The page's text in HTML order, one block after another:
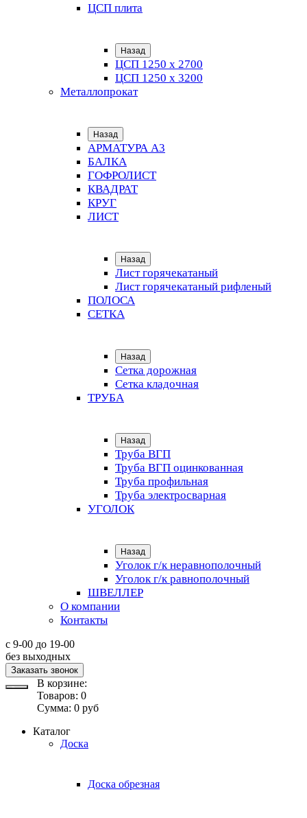
ЦСП плита
Назад
ЦСП 1250 х 2700
ЦСП 1250 х 3200
Металлопрокат
Назад
АРМАТУРА А3
БАЛКА
ГОФРОЛИСТ
КВАДРАТ
КРУГ
ЛИСТ
Назад
Лист горячекатаный
Лист горячекатаный рифленый
ПОЛОСА
СЕТКА
Назад
Сетка дорожная
Сетка кладочная
ТРУБА
Назад
Труба ВГП
Труба ВГП оцинкованная
Труба профильная
Труба электросварная
УГОЛОК
Назад
Уголок г/к неравнополочный
Уголок г/к равнополочный
ШВЕЛЛЕР
О компании
Контакты
с 9-00 до 19-00
без выходных
Заказать звонок
В корзине:
Товаров: 0
Сумма: 0 руб
Каталог
Доска
Доска обрезная